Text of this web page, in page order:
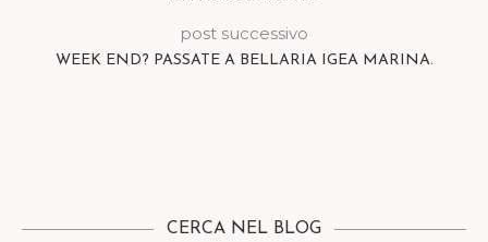
post successivo
WEEK END? PASSATE A BELLARIA IGEA MARINA.
CERCA NEL BLOG